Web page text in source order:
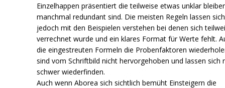
Einzelhappen präsentiert die teilweise etwas unklar
manchmal redundant sind. Die meisten Regeln lassen sich
jedoch mit den Beispielen verstehen bei denen sich
verrechnet wurde und ein klares Format für Werte fehlt.
die eingestreuten Formeln die Probenfaktoren
sind vom Schriftbild nicht hervorgehoben und lassen sich
schwer wiederfinden.
Auch wenn Aborea sich sichtlich bemüht Einsteigern die